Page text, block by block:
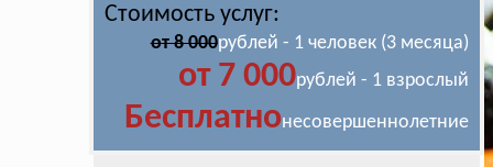
Стоимость услуг:
от 8 000рублей - 1 человек (3 месяца)
от 7 000рублей - 1 взрослый
Бесплатнонесовершеннолетние